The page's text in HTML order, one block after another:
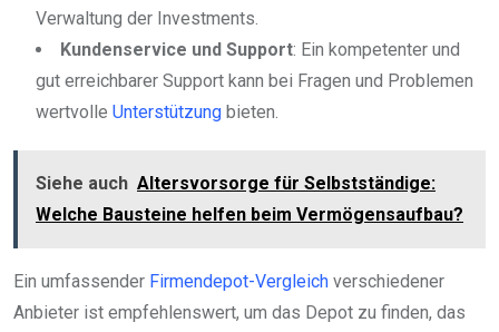
Verwaltung der Investments.
Kundenservice und Support: Ein kompetenter und
gut erreichbarer Support kann bei Fragen und Problemen
wertvolle Unterstützung bieten.
Siehe auch Altersvorsorge für Selbstständige:
Welche Bausteine helfen beim Vermögensaufbau?
Ein umfassender Firmendepot-Vergleich verschiedener
Anbieter ist empfehlenswert, um das Depot zu finden, das